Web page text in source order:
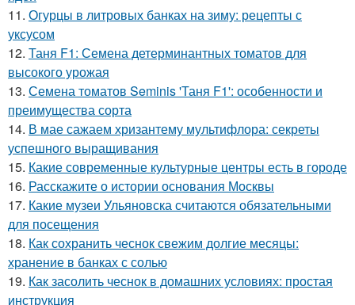
11. Огурцы в литровых банках на зиму: рецепты с
уксусом
12. Таня F1: Семена детерминантных томатов для
высокого урожая
13. Семена томатов Seminis 'Таня F1': особенности и
преимущества сорта
14. В мае сажаем хризантему мультифлора: секреты
успешного выращивания
15. Какие современные культурные центры есть в городе
16. Расскажите о истории основания Москвы
17. Какие музеи Ульяновска считаются обязательными
для посещения
18. Как сохранить чеснок свежим долгие месяцы:
хранение в банках с солью
19. Как засолить чеснок в домашних условиях: простая
инструкция